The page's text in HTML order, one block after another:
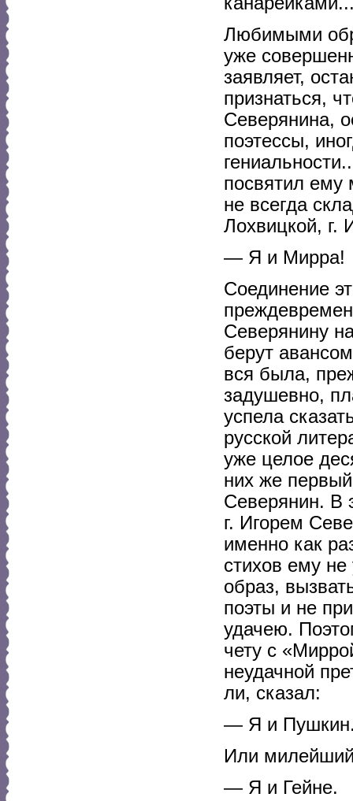
Любимыми
уже
заявляет,
признаться,
Северянина,
поэтессы,
посвятил ему
не всегда
Лохвицкой, г.
— Я и Мирра!
Соединение
Северянину
берут
вся была,
задушевно,
успела
русской
уже целое
них же
Северянин. В
г. Игорем
именно как
стихов ему
образ,
поэты и не
удачею.
чету с
неудачной
ли, сказал:
— Я и
Или
— Я и Гейне.